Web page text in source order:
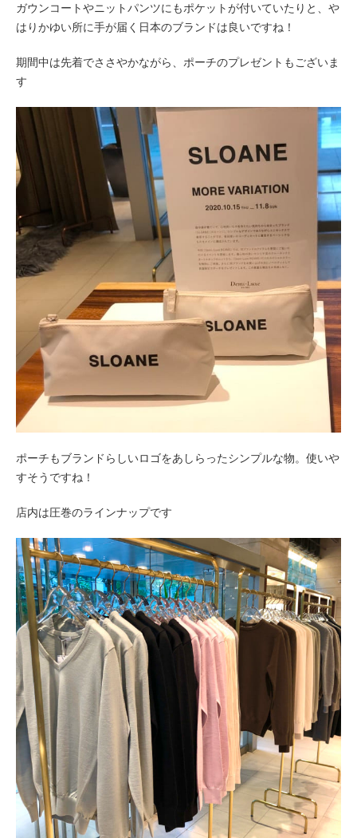
ガウンコートやニットパンツにもポケットが付いていたりと、や
はりかゆい所に手が届く日本のブランドは良いですね！
期間中は先着でささやかながら、ポーチのプレゼントもございま
す
ポーチもブランドらしいロゴをあしらったシンプルな物。使いや
すそうですね！
店内は圧巻のラインナップです